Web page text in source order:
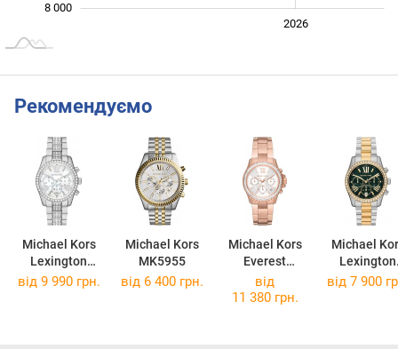
8 000
2026
Рекомендуємо
Michael Kors
Lexington
MK7243
Michael Kors
MK5955
Michael Kors
Everest
MK7213
Michael
Lexington
MK7303
від 9 990 грн. від 6 400 грн.
від
11 380 грн.
від 7 900